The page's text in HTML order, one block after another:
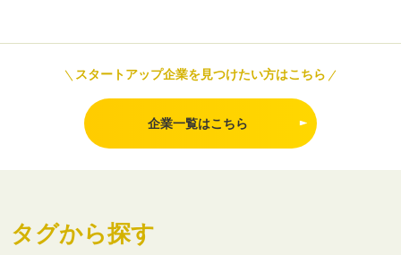
スタートアップ企業を見つけたい方はこちら
企業一覧はこちら
タグから探す